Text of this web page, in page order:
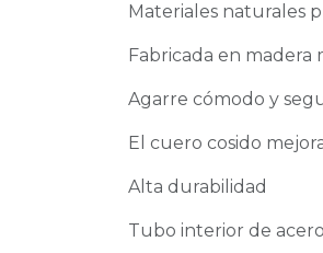
Materiales naturales
Fabricada en
Agarre cómodo y
El cuero cosido
Alta durabilidad
Tubo interior de